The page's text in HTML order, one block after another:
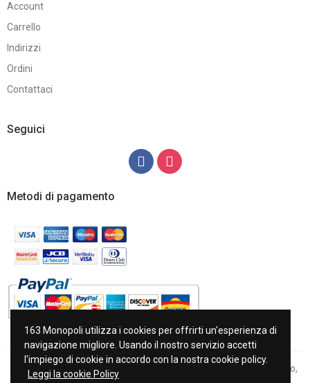
Account
Carrello
Indirizzi
Ordini
Contattaci
Seguici
Metodi di pagamento
Copyright © 2022 163 di Antonia Napoletano Piazza Milite Ignoto,
163 Monopoli utilizza i cookies per offrirti un'esperienza di
navigazione migliore. Usando il nostro servizio accetti
l'impiego di cookie in accordo con la nostra cookie policy.
Leggi la cookie Policy